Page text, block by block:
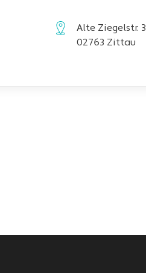
Alte Ziegelstr. 3
02763 Zittau